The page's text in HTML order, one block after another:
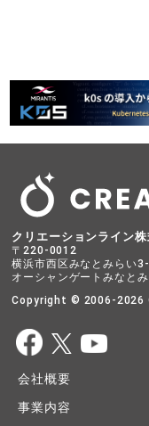
クリエーションライン株
〒220-0012
横浜市西区みなとみらい
オーシャンゲートみなと
Copyright © 2006-2026
会社概要
事業内容